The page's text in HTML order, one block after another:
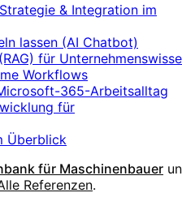
& Integration im
lassen (AI Chatbot)
für
Workflows
365-Arbeitsalltag
für
Überblick
für Maschinenbauer
Referenzen.